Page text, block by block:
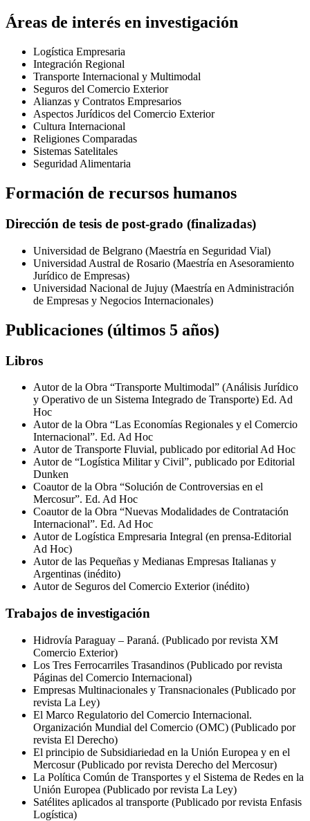
Áreas de interés en investigación
Logística Empresaria
Integración Regional
Transporte Internacional y Multimodal
Seguros del Comercio Exterior
Alianzas y Contratos Empresarios
Aspectos Jurídicos del Comercio Exterior
Cultura Internacional
Religiones Comparadas
Sistemas Satelitales
Seguridad Alimentaria
Formación de recursos humanos
Dirección de tesis de post-grado (finalizadas)
Universidad de Belgrano (Maestría en Seguridad Vial)
Universidad Austral de Rosario (Maestría en Asesoramiento
Jurídico de Empresas)
Universidad Nacional de Jujuy (Maestría en Administración
de Empresas y Negocios Internacionales)
Publicaciones (últimos 5 años)
Libros
Autor de la Obra “Transporte Multimodal” (Análisis Jurídico
y Operativo de un Sistema Integrado de Transporte) Ed. Ad
Hoc
Autor de la Obra “Las Economías Regionales y el Comercio
Internacional”. Ed. Ad Hoc
Autor de Transporte Fluvial, publicado por editorial Ad Hoc
Autor de “Logística Militar y Civil”, publicado por Editorial
Dunken
Coautor de la Obra “Solución de Controversias en el
Mercosur”. Ed. Ad Hoc
Coautor de la Obra “Nuevas Modalidades de Contratación
Internacional”. Ed. Ad Hoc
Autor de Logística Empresaria Integral (en prensa-Editorial
Ad Hoc)
Autor de las Pequeñas y Medianas Empresas Italianas y
Argentinas (inédito)
Autor de Seguros del Comercio Exterior (inédito)
Trabajos de investigación
Hidrovía Paraguay – Paraná. (Publicado por revista XM
Comercio Exterior)
Los Tres Ferrocarriles Trasandinos (Publicado por revista
Páginas del Comercio Internacional)
Empresas Multinacionales y Transnacionales (Publicado por
revista La Ley)
El Marco Regulatorio del Comercio Internacional.
Organización Mundial del Comercio (OMC) (Publicado por
revista El Derecho)
El principio de Subsidiariedad en la Unión Europea y en el
Mercosur (Publicado por revista Derecho del Mercosur)
La Política Común de Transportes y el Sistema de Redes en la
Unión Europea (Publicado por revista La Ley)
Satélites aplicados al transporte (Publicado por revista Enfasis
Logística)